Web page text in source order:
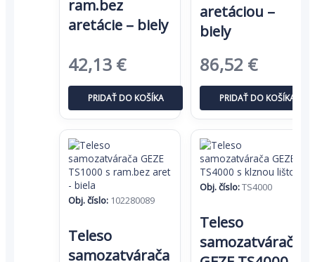
ram.bez
aretácie – biely
Pôvodná
cena
bola:
64,81 €.
42,13 €Aktuálna
cena
je:
42,13 €.
PRIDAŤ DO KOŠÍKA
aretáciou –
biely
Pôvodná
cena
bola:
133,10 €.
86,52 €
cena
je:
86,52
PRIDAŤ DO KOŠÍKA
Obj. číslo: 102280089
Teleso
samozatvárača
Obj. číslo:TS4000
Teleso
samozatvárača